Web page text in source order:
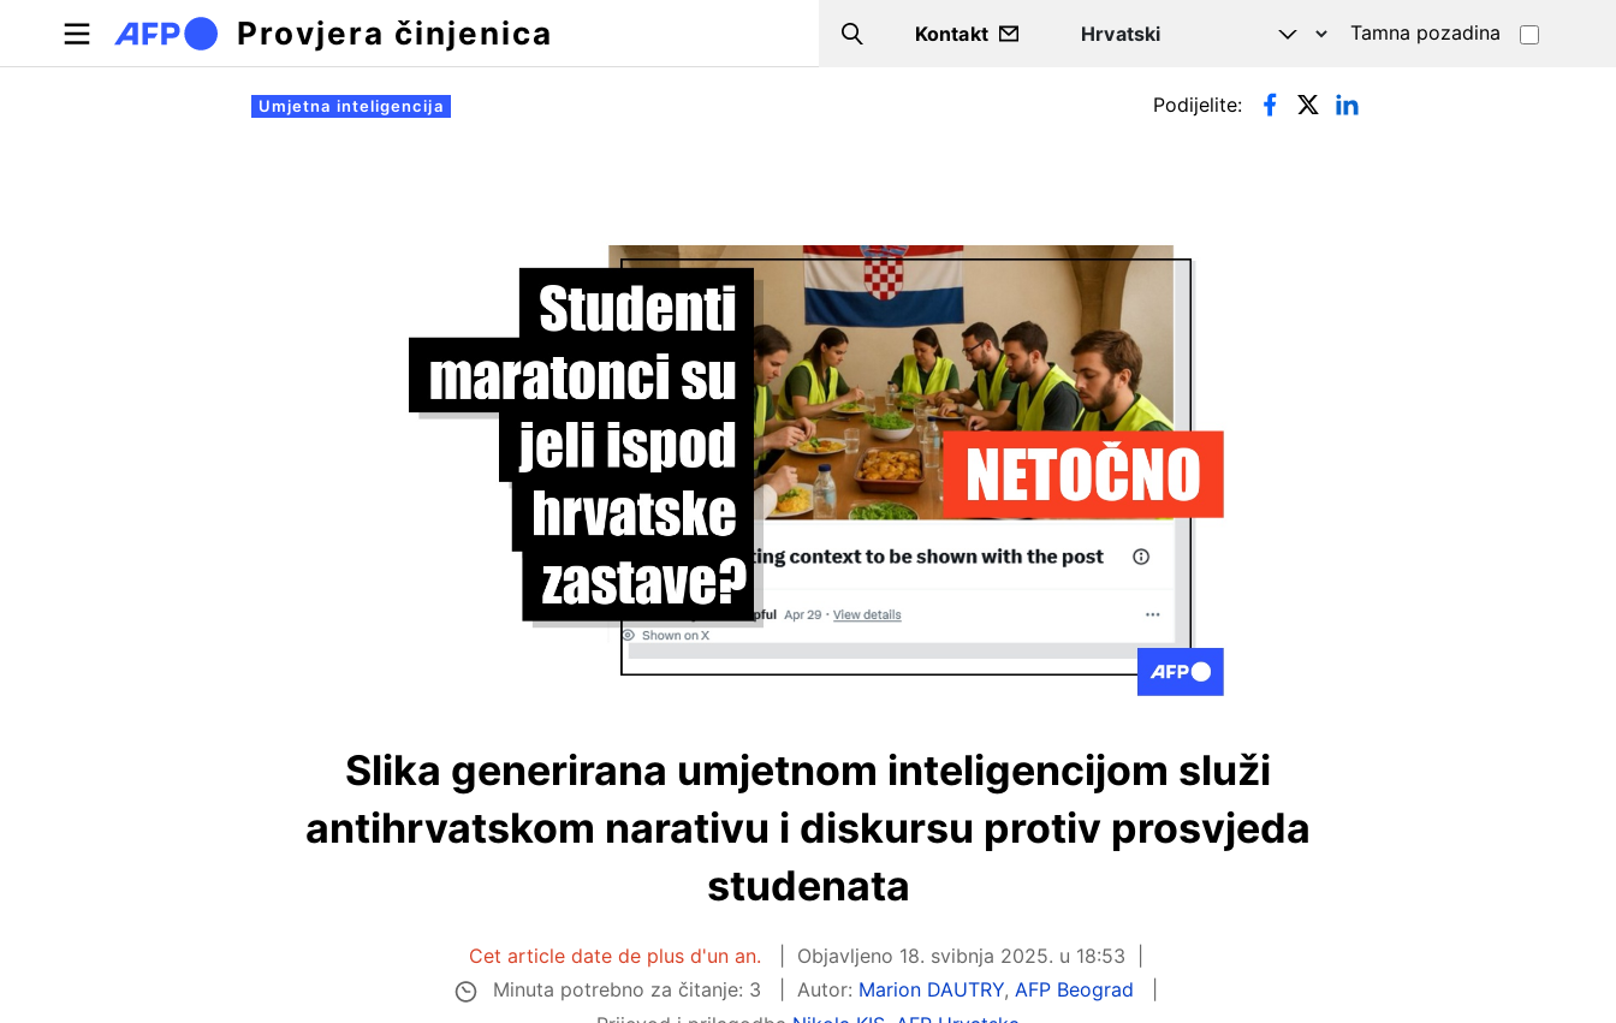
Skoči na glavni sadržaj
Provjera činjenica Search
Kontakt Tamna pozadina
Primarne oznake
Umjetna inteligencija Podijelite:
Slika generirana umjetnom inteligencijom služi
antihrvatskom narativu i diskursu protiv prosvjeda
studenata
Cet article date de plus d'un an. Objavljeno 18. svibnja 2025. u 18:53
Minuta potrebno za čitanje: 3
Autor: Marion DAUTRY,AFP Beograd